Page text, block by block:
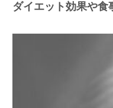
ダイエット効果や食